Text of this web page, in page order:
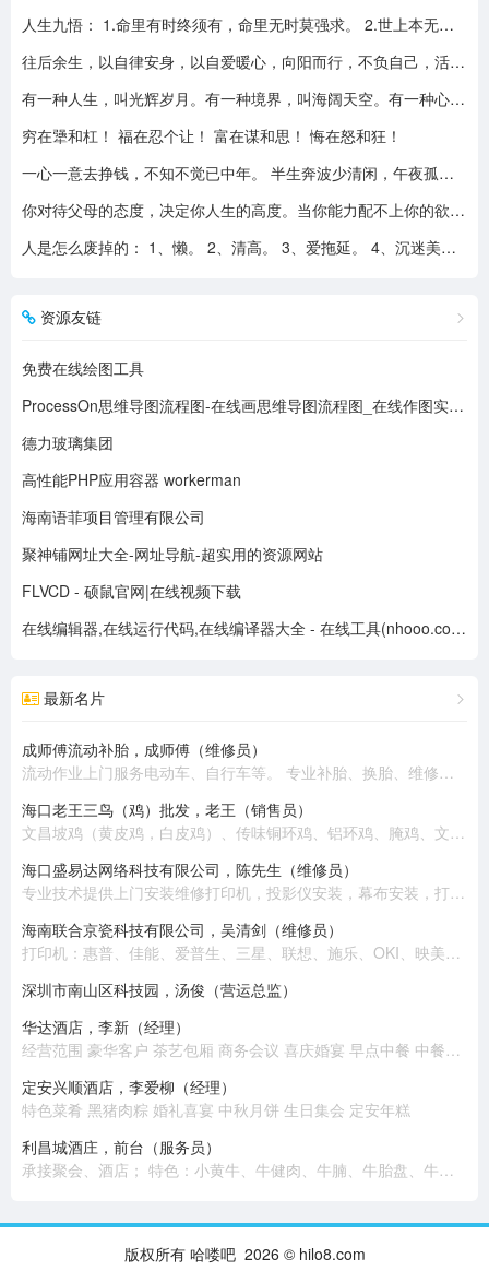
人生九悟： 1.命里有时终须有，命里无时莫强求。 2.世上本无事槦人自扰之。 3.睡前原谅一切，醒来不问过往。 4.平安健康是财富，无病无灾。 5.人心换人心，换不来就转身。 6.看破不说破，看透不说透。 7.得意时看淡，失意时看开。 8.知足常乐，一切随缘。 9.人生本过客，何须执着。
往后余生，以自律安身，以自爱暖心，向阳而行，不负自己，活成自己喜欢的模样！
有一种人生，叫光辉岁月。有一种境界，叫海阔天空。有一种心态，叫不可一世。 有一种亲情，叫真的爱你。有一种乡音，叫农民。 有一种爱情，叫喜欢你。 有一种路途，叫灰色轨迹。 有一种知己，叫情人。有一种情结，叫长城。 有一种和平，叫AMANI。 有一种行动，叫不再犹豫。 有一种父爱，叫大地。有一种孤独，叫冷雨夜。 有一种伤心，叫无尽空虚。 有一种无奈，叫岁月无声。有一种信仰，叫再见理想。有一种童真，叫月光光。有一种力量，叫冲开一切。有一种坚强，叫午夜怨曲。有一种感慨，叫谁伴我闯荡。 有一种坦然，叫无悔这一生。有一种思念，叫遥望。有一个歌手，叫黄家驹。 有一支乐队，叫BEYOND。三十多年，一晃而过！精神永留心间，致敬家驹！！
穷在犟和杠！ 福在忍个让！ 富在谋和思！ 悔在怒和狂！
一心一意去挣钱，不知不觉已中年。 半生奔波少清闲，午夜孤枕难入眠。 青山不老我不闲，一生忙碌为油盐。 风风雨雨几十载，转眼黄土埋胸前。 我笑青山颜不变，青山笑我已暮年。 如牛到老不得闲，得闲已与山共眠。 半生风雨半生寒，一杯浊酒敬流年。 回首过往半生路，七分酸楚三分甜。 岁月赠我两鬓霜，红尘赐我一身伤。 尝遍人间千般苦，颜衰依旧笑夕阳。
你对待父母的态度，决定你人生的高度。当你能力配不上你的欲望的时候，要学会控制欲望，并对自己的能力有认知、对自己的消费有规划、对自己的欲望有克制。
人是怎么废掉的： 1、懒。 2、清高。 3、爱拖延。 4、沉迷美色。 5、没有自控力。 6、不思考不学习。 7、安慰式自我欺骗。 8、胆小如鼠不敢打拼。 9、不懂示弱找别人帮助。 10、满脑子都是鸡毛蒜皮，忽略重大事情的选择。
资源友链
免费在线绘图工具
ProcessOn思维导图流程图-在线画思维导图流程图_在线作图实时协作
德力玻璃集团
高性能PHP应用容器 workerman
海南语菲项目管理有限公司
聚神铺网址大全-网址导航-超实用的资源网站
FLVCD - 硕鼠官网|在线视频下载
在线编辑器,在线运行代码,在线编译器大全 - 在线工具(nhooo.com)
最新名片
成师傅流动补胎，成师傅（维修员）
流动作业上门服务电动车、自行车等。 专业补胎、换胎、维修、换电池、收电池回收旧电动车。 热情周到、上门服务。
海口老王三鸟（鸡）批发，老王（销售员）
文昌坡鸡（黄皮鸡，白皮鸡）、传味铜环鸡、铝环鸡、腌鸡、文昌公鸡、乌鸡、老鸡、半老鸡、公鸡（大脚）
海口盛易达网络科技有限公司，陈先生（维修员）
专业技术提供上​‌‌门安装维修打印机，投影仪安装，幕布安装，打印耗材配送，电脑组装，笔记本电脑维修，收银机维修，监控安装，网络布线，高清摄像头安装，网络组建，背景音乐安装等 。 公司有专业技术员十几名，随时提供上门安装维修服务，价格优惠，质量保证！
海南联合京瓷科技有限公司，吴清剑（维修员）
打印机：惠普、佳能、爱普生、三星、联想、施乐、OKI、映美、兄弟、富士通、得实、京瓷、中税。 复印机：施乐、东芝、佳能、理光、夏普、京瓷、美能达、震旦。 扫描仪：惠普、佳能、爱普生、柯达、汉王、富士通、紫光、中晶。 电脑：联想、惠普、华硕。 耗材：各类品牌原装国产。
深圳市南山区科技园，汤俊（营运总监）
华达酒店，李新（经理）
经营范围 豪华客户 茶艺包厢 商务会议 喜庆婚宴 早点中餐 中餐包厢
定安兴顺酒店，李爱柳（经理）
特色菜肴 黑猪肉粽 婚礼喜宴 中秋月饼 生日集会 定安年糕
利昌城酒庄，前台（服务员）
承接聚会、酒店； 特色：小黄牛、牛健肉、牛腩、牛胎盘、牛百叶、牛鞭、炸牛排、煎牛肉、肥牛。
版权所有 哈喽吧 2026 © hilo8.com